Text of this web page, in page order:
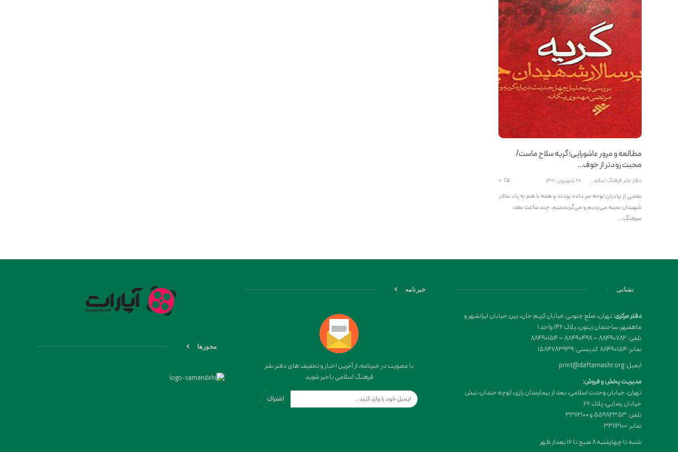
مطالعه و مرور عاشورایی؛ گریه سلاح ماست/
محبت زودتر از خوف…
دفتر نشر فرهنگ اسلامی 20 شهریور, 1401
بعضی از برادران نوحه سر داده بودند و همه با هم به یاد سالار
شهیدان سینه می‌زدیم و می‌گریستیم. چند ساعت بعد،
سرهنگ…
نشانی
دفتر مرکزی:تهران، ضلع جنوبی خیابان کریم خان، بین خیابان ایرانشهر و
ماهشهر، ساختمان زیتون، پلاک 146 واحد 1
تلفن: 88490782 – 88490498 – 88490154
نمابر: 88490154 کدپستی: 1584783939
ایمیل: print@daftarnashr.org
مدیریت پخش و فروش:
تهران، خیابان وحدت اسلامی، بعد از بیمارستان رازی، کوچه خندان، نبش
خیابان رضایی، پلاک ۶۶
تلفن: 55982353 و 33112100
نمابر: 33112100
شنبه تا چهارشنبه 8 صبح تا 16 بعداز ظهر
خبرنامه
با عضویت در خبرنامه، از آخرین اخبار و تخفیف های دفتر نشر
فرهنگ اسلامی باخبر شوید
اشتراک
مجوزها